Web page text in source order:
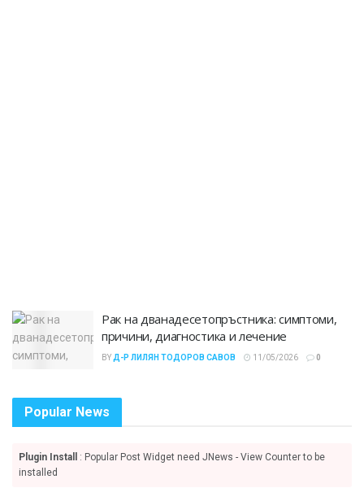
Рак на дванадесетопръстника: симптоми,
причини, диагностика и лечение
BY Д-Р ЛИЛЯН ТОДОРОВ САВОВ 11/05/2026 0
Popular News
Plugin Install
: Popular Post Widget need JNews - View Counter to be
installed